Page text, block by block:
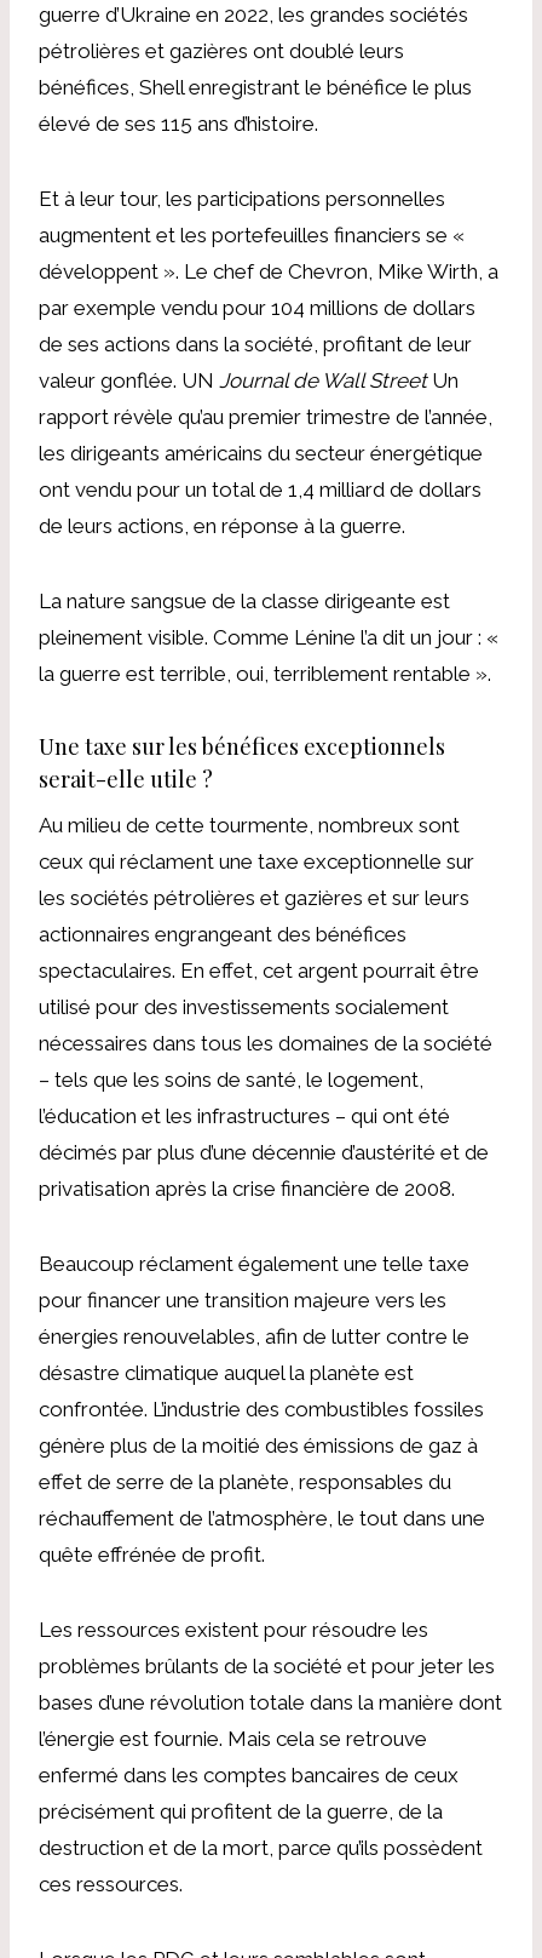
guerre d’Ukraine en 2022, les grandes sociétés
pétrolières et gazières ont doublé leurs
bénéfices, Shell enregistrant le bénéfice le plus
élevé de ses 115 ans d’histoire.
Et à leur tour, les participations personnelles
augmentent et les portefeuilles financiers se «
développent ». Le chef de Chevron, Mike Wirth, a
par exemple vendu pour 104 millions de dollars
de ses actions dans la société, profitant de leur
valeur gonflée. UN Journal de Wall Street Un
rapport révèle qu’au premier trimestre de l’année,
les dirigeants américains du secteur énergétique
ont vendu pour un total de 1,4 milliard de dollars
de leurs actions, en réponse à la guerre.
La nature sangsue de la classe dirigeante est
pleinement visible. Comme Lénine l’a dit un jour : «
la guerre est terrible, oui, terriblement rentable ».
Une taxe sur les bénéfices exceptionnels
serait-elle utile ?
Au milieu de cette tourmente, nombreux sont
ceux qui réclament une taxe exceptionnelle sur
les sociétés pétrolières et gazières et sur leurs
actionnaires engrangeant des bénéfices
spectaculaires. En effet, cet argent pourrait être
utilisé pour des investissements socialement
nécessaires dans tous les domaines de la société
– tels que les soins de santé, le logement,
l’éducation et les infrastructures – qui ont été
décimés par plus d’une décennie d’austérité et de
privatisation après la crise financière de 2008.
Beaucoup réclament également une telle taxe
pour financer une transition majeure vers les
énergies renouvelables, afin de lutter contre le
désastre climatique auquel la planète est
confrontée. L’industrie des combustibles fossiles
génère plus de la moitié des émissions de gaz à
effet de serre de la planète, responsables du
réchauffement de l’atmosphère, le tout dans une
quête effrénée de profit.
Les ressources existent pour résoudre les
problèmes brûlants de la société et pour jeter les
bases d’une révolution totale dans la manière dont
l’énergie est fournie. Mais cela se retrouve
enfermé dans les comptes bancaires de ceux
précisément qui profitent de la guerre, de la
destruction et de la mort, parce qu’ils possèdent
ces ressources.